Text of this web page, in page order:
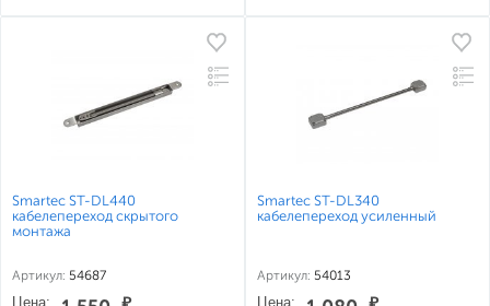
Smartec ST-DL440
кабелепереход скрытого
монтажа
Артикул: 54687
Цена: ₽
Smartec ST-DL340
кабелепереход усиленный
Артикул: 54013
Цена: ₽